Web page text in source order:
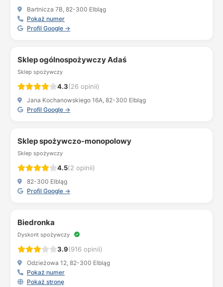
Bartnicza 7B, 82-300 Elbląg
Pokaż numer
Profil Google →
Sklep ogólnospożywczy Adaś
Sklep spożywczy
4.3(26 opinii)
Jana Kochanowskiego 16A, 82-300 Elbląg
Profil Google →
Sklep spożywczo-monopolowy
Sklep spożywczy
4.5(2 opinii)
82-300 Elbląg
Profil Google →
Biedronka
Dyskont spożywczy
3.9(916 opinii)
Odzieżowa 12, 82-300 Elbląg
Pokaż numer
Pokaż stronę